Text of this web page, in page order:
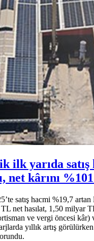
ilk yarıda satış
net kârını
satış hacmi %19,7
net hasılat, 1,50 milyar
ve vergi öncesi kâr)
yıllık artış